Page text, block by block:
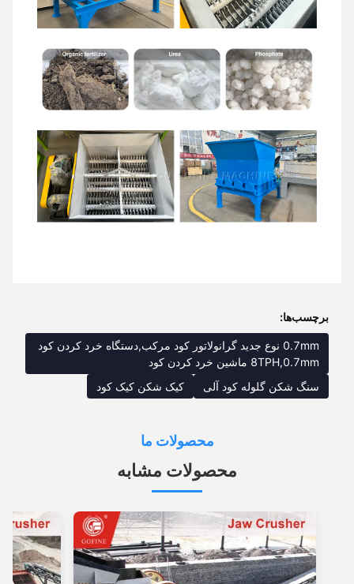
برچسب‌ها:
0.7mm نوع جدید گرانولاتور کود مرکب,دستگاه خرد کردن کود
8TPH,0.7mm ماشین خرد کردن کود
سنگ شکن گلوله کود آلی
کیک شکن کیک کود
محصولات ما
محصولات مشابه